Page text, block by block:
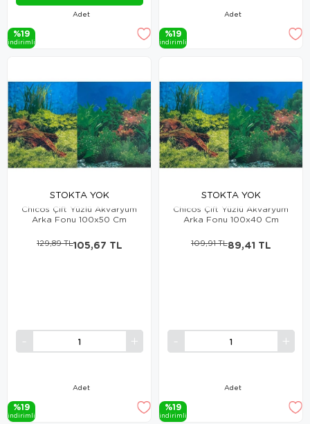
Adet
%19
i̇ndi̇ri̇mli̇
Adet
%19
i̇ndi̇ri̇mli̇
STOKTA YOK
Chicos Çift Yüzlü Akvaryum
Arka Fonu 100x50 Cm
Adet
105,67 TL
129,89 TL
%19
i̇ndi̇ri̇mli̇
STOKTA YOK
Chicos Çift Yüzlü Akvaryum
Arka Fonu 100x40 Cm
Adet
89,41 TL
109,91 TL
%19
i̇ndi̇ri̇mli̇